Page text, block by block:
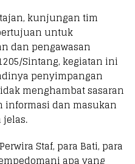
kunjungan tim
untuk
dan pengawasan
Sintang, kegiatan ini
penyimpangan
menghambat sasaran
informasi dan masukan
Staf, para Bati, para
apa yang